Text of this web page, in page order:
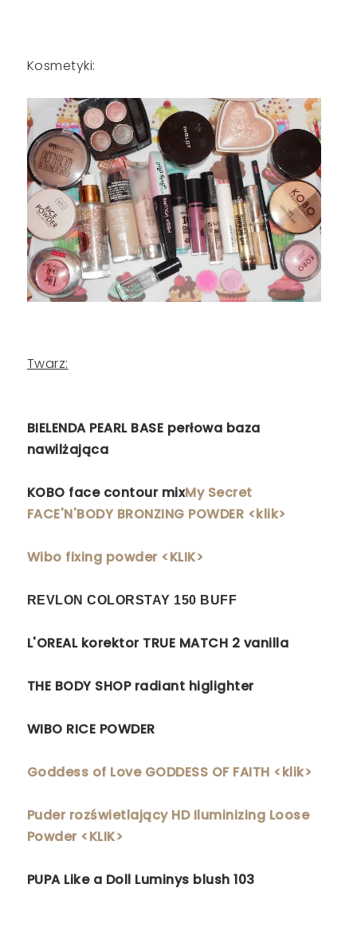
Kosmetyki:
Twarz:
BIELENDA PEARL BASE perłowa baza
nawilżająca
KOBO face contour mixMy Secret
FACE'N'BODY BRONZING POWDER <klik>
Wibo fixing powder <KLIK>
REVLON COLORSTAY 150 BUFF
L'OREAL korektor TRUE MATCH 2 vanilla
THE BODY SHOP radiant higlighter
WIBO RICE POWDER
Goddess of Love GODDESS OF FAITH <klik>
Puder rozświetlający HD Iluminizing Loose
Powder <KLIK>
PUPA Like a Doll Luminys blush 103